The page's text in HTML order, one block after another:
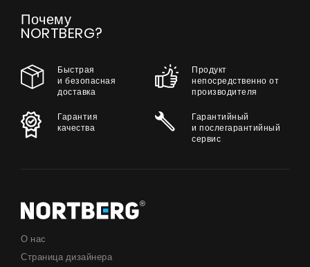
Почему
NORTBERG?
Быстрая
и безопасная
доставка
Продукт
непосредственно от
производителя
Гарантия
качества
Гарантийный
и послегарантийный
сервис
О нас
Страница дизайнера